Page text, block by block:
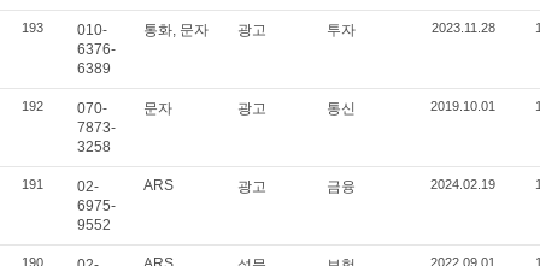
193
010-
6376-
6389
통화, 문자 광고 투자 2023.11.28
192
070-
7873-
3258
문자 광고 통신 2019.10.01
191
02-
6975-
9552
ARS 광고 금융 2024.02.19
190 2022.09.01